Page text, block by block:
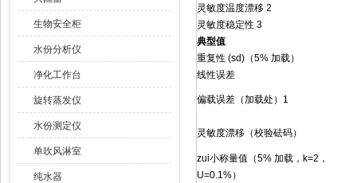
生物安全柜
水份分析仪
净化工作台
旋转蒸发仪
水份测定仪
单吹风淋室
纯水器
灵敏度温度漂移 2
灵敏度稳定性 3
典型值
重复性 (sd)（5% 加载）
线性误差
偏载误差（加载处）1
灵敏度漂移（校验砝码）
zui小称量值（5% 加载，k=2，
U=0.1%）